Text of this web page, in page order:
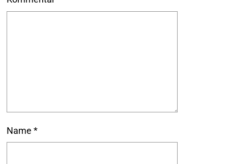
Name *